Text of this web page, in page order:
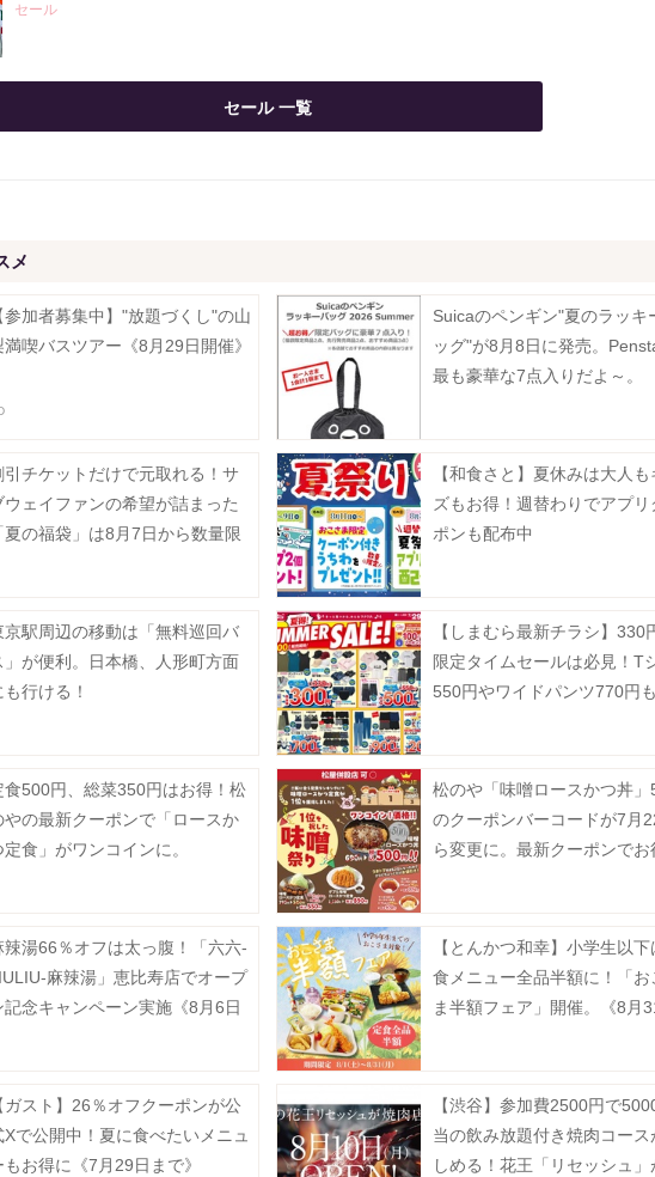
セール
セール 一覧
メ
参加者募集中】"放題づくし"の山
満喫バスツアー《8月29日開催》
Suicaのペンギン"夏のラッキ
ッグ"が8月8日に発売。
最も豪華な7点入りだよ～。
引チケットだけで元取れる！サ
ウェイファンの希望が詰まった
夏の福袋」は8月7日から数量限
【和食さと】夏休みは大人も
ズもお得！週替わりでアプリ
ポンも配布中
京駅周辺の移動は「無料巡回バ
」が便利。日本橋、人形町方面
も行ける！
【しまむら最新チラシ】330
限定タイムセールは必見！T
550円やワイドパンツ770円
食500円、総菜350円はお得！松
やの最新クーポンで「ロースか
定食」がワンコインに。
松のや「味噌ロースかつ丼」
のクーポンバーコードが7月
ら変更に。最新クーポンでお
辣湯66％オフは太っ腹！「六六-
麻辣湯」恵比寿店でオープ
記念キャンペーン実施《8月6日
【とんかつ和幸】小学生以下
食メニュー全品半額に！「お
ま半額フェア」開催。《8月
ガスト】26％オフクーポンが公
Xで公開中！夏に食べたいメニュ
もお得に《7月29日まで》
【渋谷】参加費2500円で
当の飲み放題付き焼肉コース
しめる！花王「リセッシュ」